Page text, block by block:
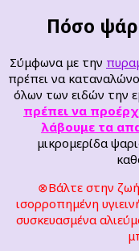
Πόσο
Σύμφωνα με την
πρέπει να
όλων των ειδών την
πρέπει να
λάβουμε τα
μικρομερίδα
⊗Βάλτε στην ζωή
ισορροπημένη
συσκευασμένα